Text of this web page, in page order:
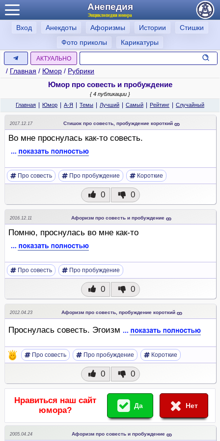
Анепедия
Энциклопедия юмора
Вход Анекдоты Афоризмы Истории
Стишки
Фото приколы
Карикатуры
АКТУАЛЬНО
/ Главная / Юмор / Рубрики
Юмор про совесть и пробуждение
{ 4 публикации }
Главная
Юмор А-Я Темы Лучший Самый Рейтинг Случайный
2017.12.17 Стишок про совесть, пробуждение короткий
Во мне проснулась как-то совесть.
Про совесть Про пробуждение Короткие
0 0
2016.12.11 Афоризм про совесть и пробуждение
Помню, проснулась во мне как-то
Про совесть Про пробуждение
0 0
2012.04.23 Афоризм про совесть, пробуждение короткий
Проснулась совесть. Эгоизм
Про совесть Про пробуждение Короткие
0 0
Нравиться наш сайт
юмора?
Да Нет
2005.04.24 Афоризм про совесть и пробуждение